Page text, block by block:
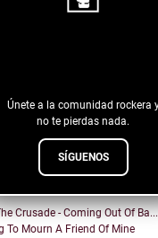
Únete a la comunidad rockera
no te pierdas nada.
SÍGUENOS
Chamada Kafka versão ...
His Fringe Body Parts
With You
Well
By Now
Navigators - Down in the Val...
Sabotage
Mess
in the sun
Crusade - Coming Out Of Ba...
To Mourn A Friend Of Mine